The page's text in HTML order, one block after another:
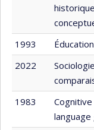
1993
2022
1983